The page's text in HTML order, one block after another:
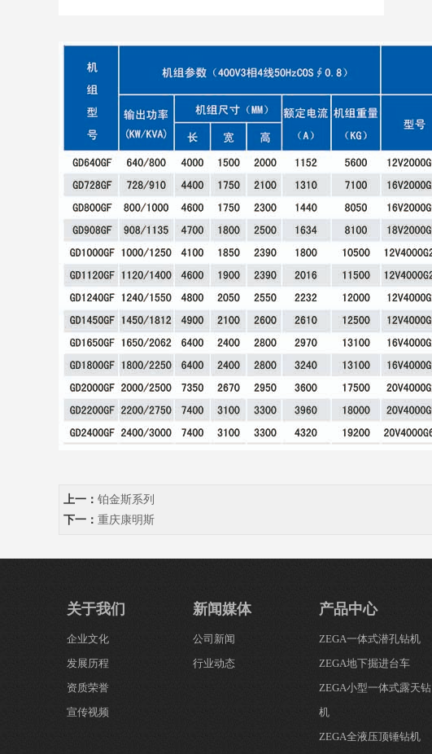
上一： 铂金斯系列
下一： 重庆康明斯
关于我们
企业文化
发展历程
资质荣誉
宣传视频
新闻媒体
公司新闻
行业动态
产品中心
ZEGA一体式潜孔钻机
ZEGA地下掘进台车
ZEGA小型一体式露天钻
机
ZEGA全液压顶锤钻机